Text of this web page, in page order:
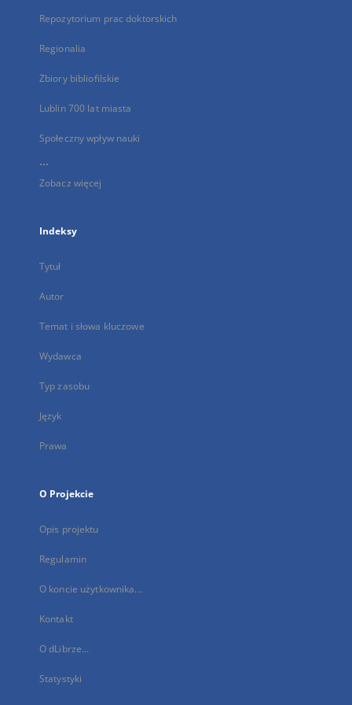
Repozytorium prac doktorskich
Regionalia
Zbiory bibliofilskie
Lublin 700 lat miasta
Społeczny wpływ nauki
...
Zobacz więcej
Indeksy
Tytuł
Autor
Temat i słowa kluczowe
Wydawca
Typ zasobu
Język
Prawa
O Projekcie
Opis projektu
Regulamin
O koncie użytkownika...
Kontakt
O dLibrze...
Statystyki